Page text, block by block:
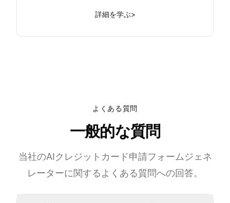
詳細を学ぶ>
よくある質問
一般的な質問
当社のAIクレジットカード申請フォームジェネ
レーターに関するよくある質問への回答。